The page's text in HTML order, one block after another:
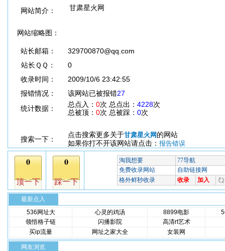
网站简介：
甘肃星火网
网站缩略图：
站长邮箱：
329700870@qq.com
站长ＱＱ：
0
收录时间：
2009/10/6 23:42:55
报错情况：
该网站已被报错27
统计数据：
总点入： 0次 总点出： 4228次
总被顶： 0次 总被踩： 0次
搜索一下：
点击搜索更多关于甘肃星火网 的网站
如果你打不开该网站请点击： 报告错误
最新点入
536网址大
心灵的鸡汤 8899电影
领悟格子链
闪播影院
高清rt艺术
买ip流量
网址之家大全 女装网
网友浏览